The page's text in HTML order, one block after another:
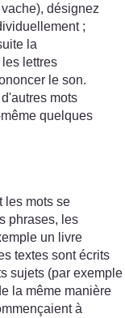
désignez
;
la
lettres
le son.
mots
quelques
les mots se
phrases, les
un livre
textes sont écrits
sujets (par exemple
la même manière
à